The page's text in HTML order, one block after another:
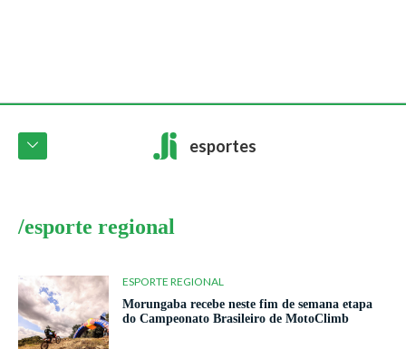
esportes
/esporte regional
ESPORTE REGIONAL
Morungaba recebe neste fim de semana etapa
do Campeonato Brasileiro de MotoClimb